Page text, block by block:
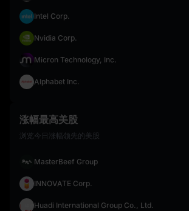
Intel Corp.
Nvidia Corp.
Micron Technology, Inc.
Alphabet Inc.
涨幅最高美股
浏览今日涨幅领先的美股
MasterBeef Group
INNOVATE Corp.
Huadi International Group Co., Ltd.